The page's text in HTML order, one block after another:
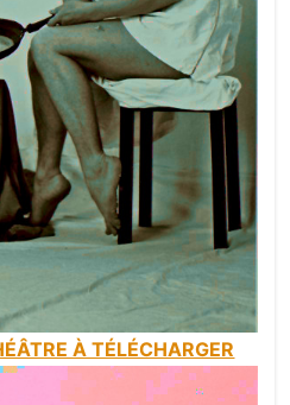
À TÉLÉCHARGER